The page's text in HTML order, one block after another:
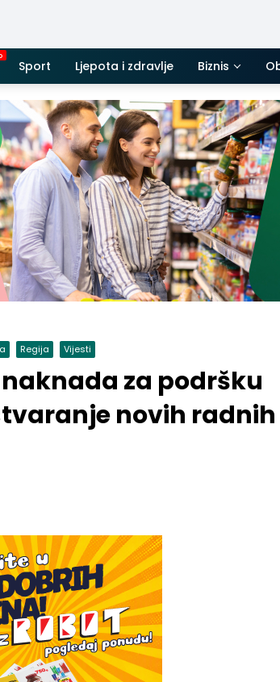
Sport Ljepota i zdravlje Biznis
Regija Vijesti
za podršku
novih radnih